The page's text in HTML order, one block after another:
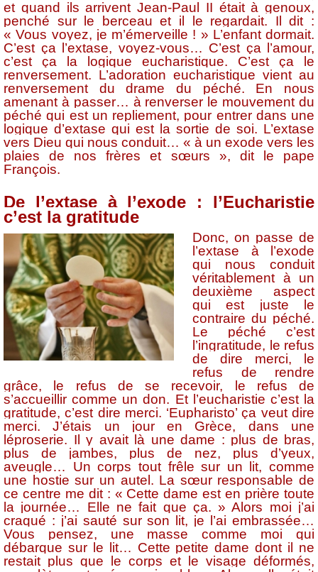
et quand ils arrivent Jean-Paul II était à genoux,
penché sur le berceau et il le regardait. Il dit :
« Vous voyez, je m’émerveille ! » L’enfant dormait.
C’est ça l’extase, voyez-vous… C’est ça l’amour,
c’est ça la logique eucharistique. C’est ça le
renversement. L’adoration eucharistique vient au
renversement du drame du péché. En nous
amenant à passer… à renverser le mouvement du
péché qui est un repliement, pour entrer dans une
logique d’extase qui est la sortie de soi. L’extase
vers Dieu qui nous conduit… « à un exode vers les
plaies de nos frères et sœurs », dit le pape
François.
De l’extase à l’exode : l’Eucharistie
c’est la gratitude
Donc, on passe de
l’extase à l’exode
qui nous conduit
véritablement à un
deuxième aspect
qui est juste le
contraire du péché.
Le péché c’est
l’ingratitude, le refus
de dire merci, le
refus de rendre
grâce, le refus de se recevoir, le refus de
s’accueillir comme un don. Et l’eucharistie c’est la
gratitude, c’est dire merci. ‘Eupharisto’ ça veut dire
merci. J’étais un jour en Grèce, dans une
léproserie. Il y avait là une dame : plus de bras,
plus de jambes, plus de nez, plus d’yeux,
aveugle… Un corps tout frêle sur un lit, comme
une hostie sur un autel. La sœur responsable de
ce centre me dit : « Cette dame est en prière toute
la journée… Elle ne fait que ça. » Alors moi j’ai
craqué : j’ai sauté sur son lit, je l’ai embrassée…
Vous pensez, une masse comme moi qui
débarque sur le lit… Cette petite dame dont il ne
restait plus que le corps et le visage déformés,